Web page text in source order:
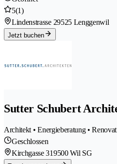
5(1)
Lindenstrasse 29525 Lenggenwil
Jetzt buchen
Sutter Schubert
Architekt • Energieberatung •
Geschlossen
Kirchgasse 319500 Wil SG